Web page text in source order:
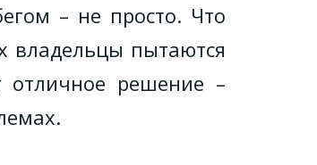
– не просто. Что
владельцы пытаются
отличное решение –